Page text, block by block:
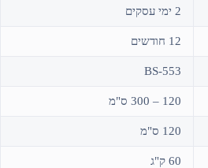
2 ימי עסקים
12 חודשים
BS-553
120 – 300 ס"מ
120 ס"מ
60 ק"ג